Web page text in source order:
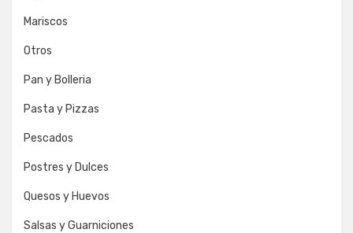
Mariscos
Otros
Pan y Bolleria
Pasta y Pizzas
Pescados
Postres y Dulces
Quesos y Huevos
Salsas y Guarniciones